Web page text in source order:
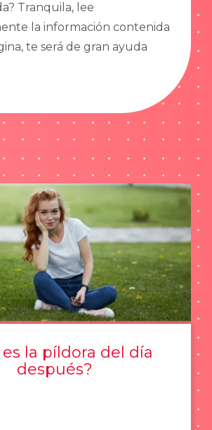
Tranquila, lee
la información contenida
te será de gran ayuda
es la píldora del día
después?